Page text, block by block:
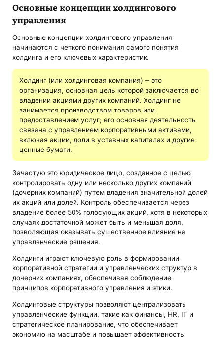
Основные концепции холдингового
управления
Основные концепции холдингового управления
начинаются с четкого понимания самого понятия
холдинга и его ключевых характеристик.
Холдинг (или холдинговая компания) ‒ это
организация, основная цель которой заключается во
владении акциями других компаний. Холдинг не
занимается производством товаров или
предоставлением услуг; его основная деятельность
связана с управлением корпоративными активами,
включая акции, доли в уставных капиталах и другие
ценные бумаги.
Зачастую это юридическое лицо, созданное с целью
контролировать одну или несколько других компаний
(дочерних компаний) путем владения значительной долей
их акций или долей. Контроль обеспечивается через
владение более 50% голосующих акций, хотя в некоторых
случаях достаточной может быть и меньшая доля,
позволяющая оказывать существенное влияние на
управленческие решения.
Холдинги играют ключевую роль в формировании
корпоративной стратегии и управленческих структур в
дочерних компаниях, обеспечивая соблюдение
принципов корпоративного управления и этики.
Холдинговые структуры позволяют централизовать
управленческие функции, такие как финансы, HR, IT и
стратегическое планирование, что обеспечивает
экономию на масштабе и повышает эффективность